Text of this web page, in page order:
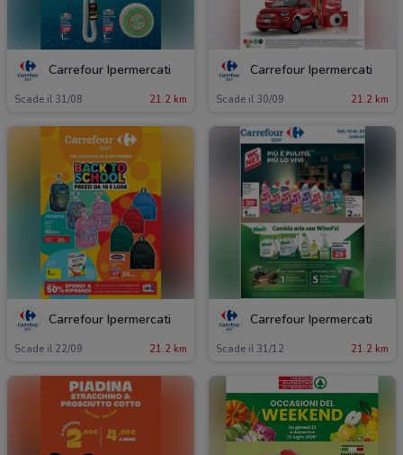
Carrefour Ipermercati
Scade il 31/08 21.2 km
Carrefour Ipermercati
Scade il 30/09 21.2 km
Carrefour Ipermercati
Scade il 22/09 21.2 km
Carrefour Ipermercati
Scade il 31/12 21.2 km